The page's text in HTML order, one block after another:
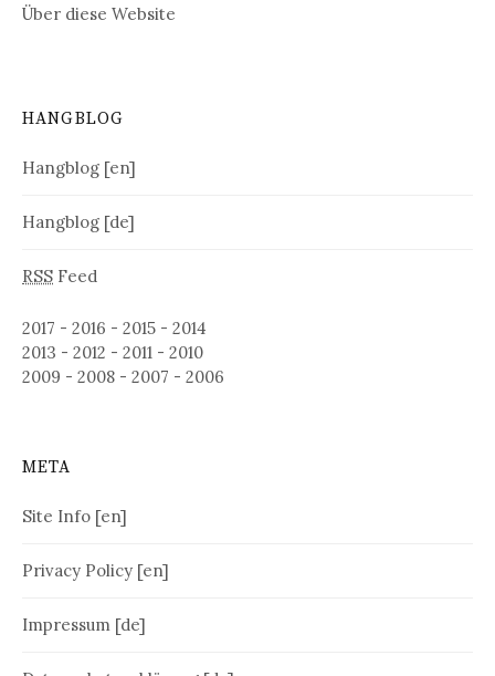
Über diese Website
HANGBLOG
Hangblog [en]
Hangblog [de]
RSS Feed
2017 - 2016 - 2015 - 2014
2013 - 2012 - 2011 - 2010
2009 - 2008 - 2007 - 2006
META
Site Info [en]
Privacy Policy [en]
Impressum [de]